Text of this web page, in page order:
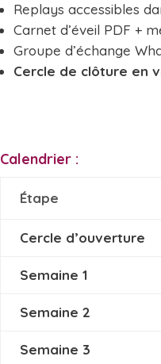
Replays accessibles
Carnet d’éveil PDF +
Groupe d’échange
Cercle de clôture en
Calendrier :
Étape
Cercle d’ouverture
Semaine 1
Semaine 2
Semaine 3